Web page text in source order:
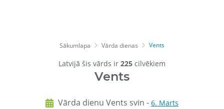
Sākumlapa Vārda dienas Vents
Latvijā šis vārds ir 225 cilvēkiem
Vents
Vārda dienu Vents svin - 6. Marts